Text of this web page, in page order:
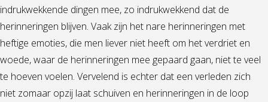
indrukwekkende dingen mee, zo indrukwekkend dat de
herinneringen blijven. Vaak zijn het nare herinneringen met
heftige emoties, die men liever niet heeft om het verdriet en
woede, waar de herinneringen mee gepaard gaan, niet te veel
te hoeven voelen. Vervelend is echter dat een verleden zich
niet zomaar opzij laat schuiven en herinneringen in de loop